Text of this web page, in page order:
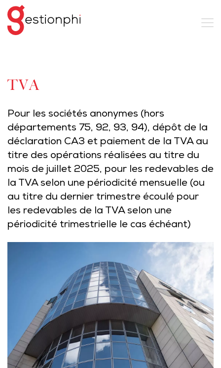
TVA
Pour les sociétés anonymes (hors
départements 75, 92, 93, 94), dépôt de la
déclaration CA3 et paiement de la TVA au
titre des opérations réalisées au titre du
mois de juillet 2025, pour les redevables de
la TVA selon une périodicité mensuelle (ou
au titre du dernier trimestre écoulé pour
les redevables de la TVA selon une
périodicité trimestrielle le cas échéant)